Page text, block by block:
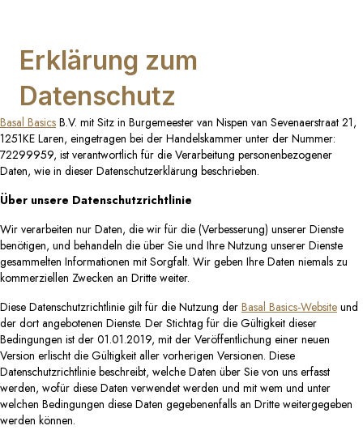
Erklärung zum
Datenschutz
Basal Basics B.V. mit Sitz in Burgemeester van Nispen van Sevenaerstraat 21,
1251KE Laren, eingetragen bei der Handelskammer unter der Nummer:
72299959, ist verantwortlich für die Verarbeitung personenbezogener
Daten, wie in dieser Datenschutzerklärung beschrieben.
Über unsere Datenschutzrichtlinie
Wir verarbeiten nur Daten, die wir für die (Verbesserung) unserer Dienste
benötigen, und behandeln die über Sie und Ihre Nutzung unserer Dienste
gesammelten Informationen mit Sorgfalt. Wir geben Ihre Daten niemals zu
kommerziellen Zwecken an Dritte weiter.
Diese Datenschutzrichtlinie gilt für die Nutzung der Basal Basics-Website und
der dort angebotenen Dienste. Der Stichtag für die Gültigkeit dieser
Bedingungen ist der 01.01.2019, mit der Veröffentlichung einer neuen
Version erlischt die Gültigkeit aller vorherigen Versionen. Diese
Datenschutzrichtlinie beschreibt, welche Daten über Sie von uns erfasst
werden, wofür diese Daten verwendet werden und mit wem und unter
welchen Bedingungen diese Daten gegebenenfalls an Dritte weitergegeben
werden können.